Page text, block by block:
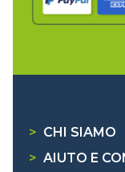
> CHI SIAMO
> AIUTO E